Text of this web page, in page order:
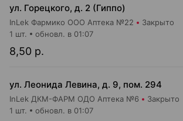
ул. Горецкого, д. 2 (Гиппо)
InLek Фармико ООО Аптека №22 Закрыто
8,50 р.
1 шт. обновл. в 01:07
ул. Леонида Левина, д. 9, пом. 294
InLek ДКМ-ФАРМ ОДО Аптека №6 Закрыто
1 шт. обновл. в 01:07